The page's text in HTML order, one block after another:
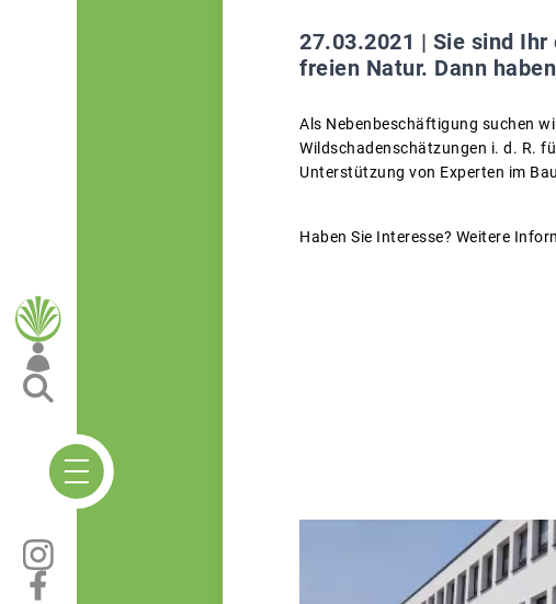
27.03.2021 | Sie sind
freien Natur. Dann
Als Nebenbeschäftigung suchen
Wildschadenschätzungen i. d. R.
Unterstützung von Experten im
Haben Sie Interesse? Weitere